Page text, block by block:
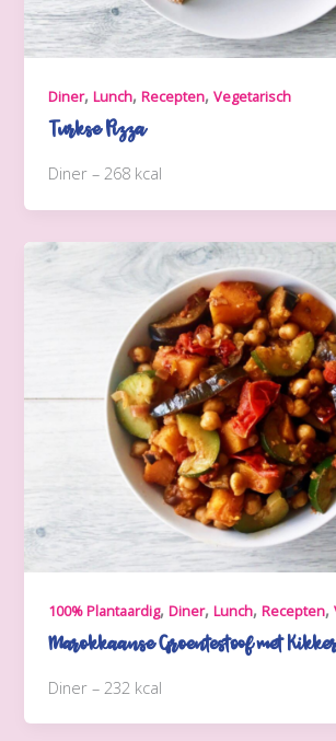
Diner,Lunch,Recepten,Vegetarisch
Turkse Pizza
Diner – 268 kcal
100% Plantaardig,Diner,Lunch,Recepten,
Marokkaanse Groentestoof met
Diner – 232 kcal